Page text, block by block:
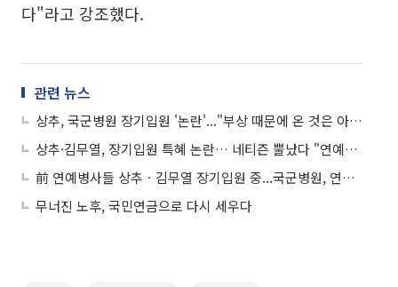
다"라고 강조했다.
관련 뉴스
상추, 국군병원 장기입원 '논란'..."부상 때문에 온 것은 아니다"? '충격'
상추·김무열, 장기입원 특혜 논란… 네티즌 뿔났다 "연예인들 군대만 가면 다 환자"
前 연예병사들 상추ㆍ김무열 장기입원 중...국군병원, 연예인 출신 병사들 새로운 탈출구?
무너진 노후, 국민연금으로 다시 세우다